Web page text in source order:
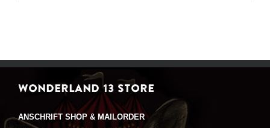
WONDERLAND 13 STORE
ANSCHRIFT SHOP & MAILORDER